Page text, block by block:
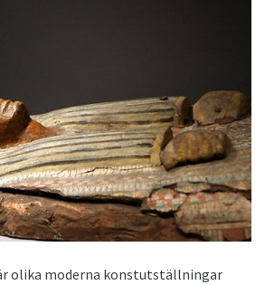
olika moderna konstutställningar